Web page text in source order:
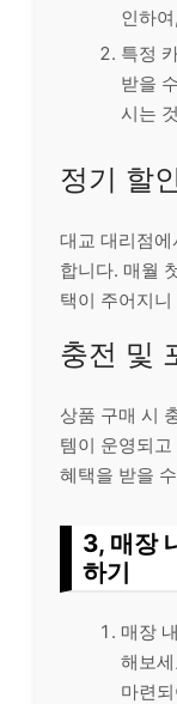
인하
특정
받을
시는
정기 할
대교 대리점
합니다. 매월
택이 주어지
충전 및
상품 구매 시
템이 운영되
혜택을 받을
3, 매장
하기
매장
해보
마련